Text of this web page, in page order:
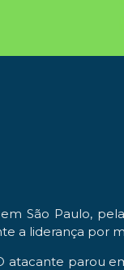
São Paulo,
a liderança por
parou